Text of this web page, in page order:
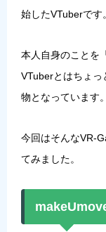
始したVTuberです。
本人自身のことを
VTuberとはちょっ
物となっています。
今回はそんなVR-
てみました。